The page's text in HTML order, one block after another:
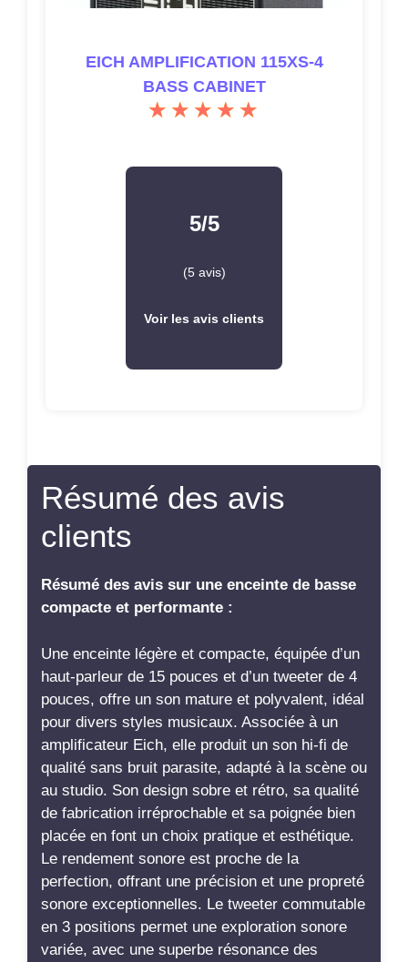
EICH AMPLIFICATION 115XS-4
BASS CABINET
5/5
(5 avis)
Voir les avis clients
Résumé des avis
clients
Résumé des avis sur une enceinte de basse
compacte et performante :
Une enceinte légère et compacte, équipée d’un
haut-parleur de 15 pouces et d’un tweeter de 4
pouces, offre un son mature et polyvalent, idéal
pour divers styles musicaux. Associée à un
amplificateur Eich, elle produit un son hi-fi de
qualité sans bruit parasite, adapté à la scène ou
au studio. Son design sobre et rétro, sa qualité
de fabrication irréprochable et sa poignée bien
placée en font un choix pratique et esthétique.
Le rendement sonore est proche de la
perfection, offrant une précision et une propreté
sonore exceptionnelles. Le tweeter commutable
en 3 positions permet une exploration sonore
variée, avec une superbe résonance des